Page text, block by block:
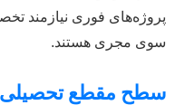
فوری نیازمند
مجری هستند.
مقطع تحصیلی